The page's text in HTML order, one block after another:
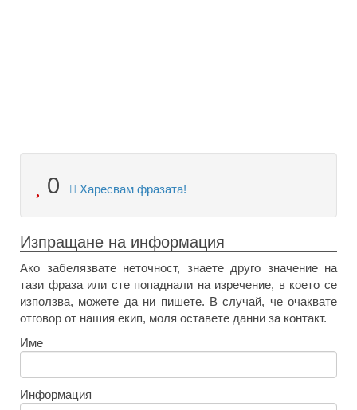
0 Харесвам фразата!
Изпращане на информация
Ако забелязвате неточност, знаете друго значение на
тази фраза или сте попаднали на изречение, в което се
използва, можете да ни пишете. В случай, че очаквате
отговор от нашия екип, моля оставете данни за контакт.
Име
Информация